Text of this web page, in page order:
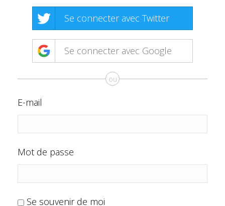
Se connecter avec Twitter
Se connecter avec Google
ou
E-mail
Mot de passe
Se souvenir de moi